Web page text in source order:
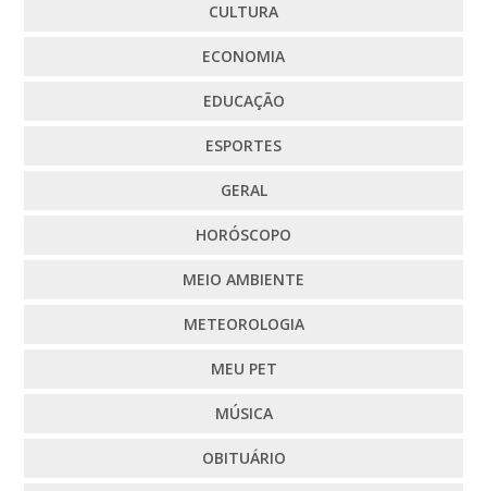
CULTURA
ECONOMIA
EDUCAÇÃO
ESPORTES
GERAL
HORÓSCOPO
MEIO AMBIENTE
METEOROLOGIA
MEU PET
MÚSICA
OBITUÁRIO